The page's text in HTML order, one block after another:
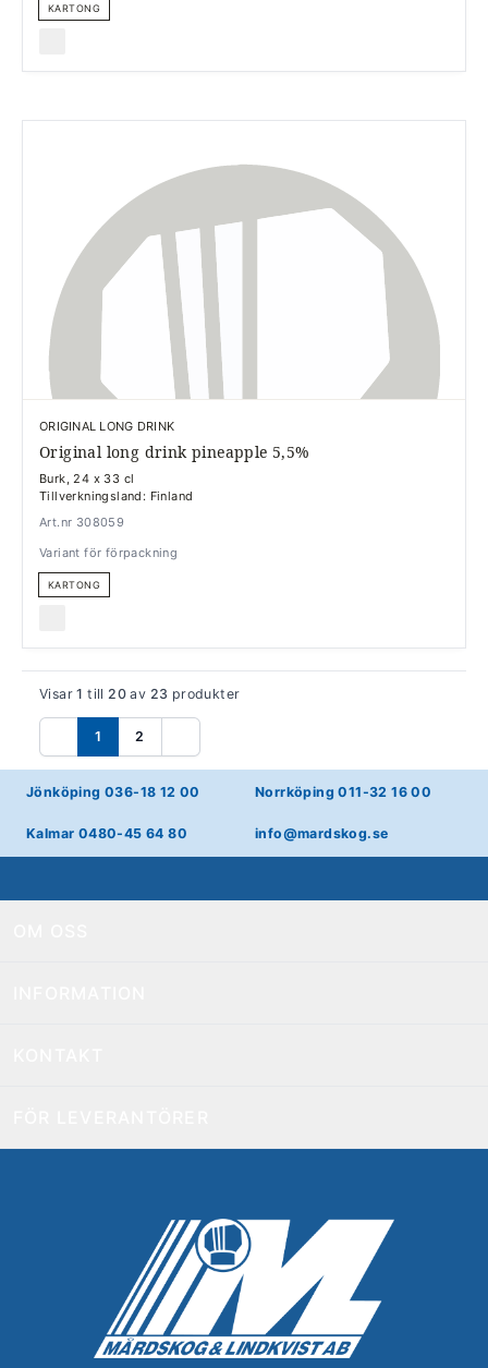
KARTONG
ORIGINAL LONG DRINK
Original long drink pineapple 5,5%
Burk, 24 x 33 cl
Tillverkningsland: Finland
Art.nr 308059
Variant för förpackning
KARTONG
Visar1 till20 av 23 produkter
Föregående
1 2
Nästa
Jönköping 036-18 12 00 Norrköping 011-32 16 00
Kalmar 0480-45 64 80 info@mardskog.se